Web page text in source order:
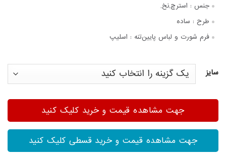
جنس : استرچ,نخ,
طرح : ساده
فرم شورت و لباس پایین‌تنه : اسلیپ
سایز
جهت مشاهده قیمت و خرید کلیک کنید
جهت مشاهده قیمت و خرید قسطی کلیک کنید